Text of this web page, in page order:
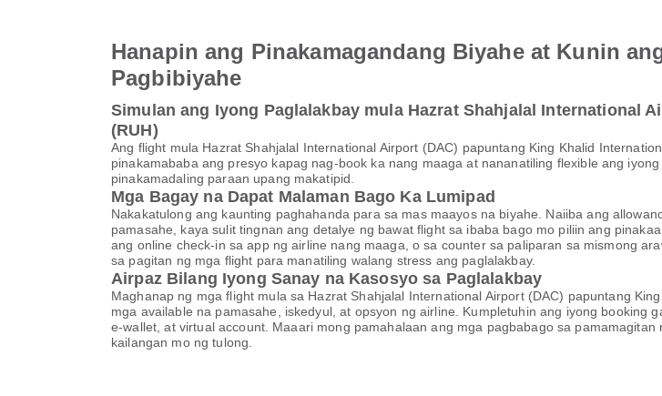
Hanapin ang Pinakamagandang Biyahe at Kunin
Pagbibiyahe
Simulan ang Iyong Paglalakbay mula Hazrat Shahjalal International
(RUH)
Ang flight mula Hazrat Shahjalal International Airport (DAC) papuntang King Khalid
pinakamababa ang presyo kapag nag-book ka nang maaga at nananatiling flexible ang
pinakamadaling paraan upang makatipid.
Mga Bagay na Dapat Malaman Bago Ka Lumipad
Nakakatulong ang kaunting paghahanda para sa mas maayos na biyahe. Naiiba ang
pamasahe, kaya sulit tingnan ang detalye ng bawat flight sa ibaba bago mo piliin ang
ang online check-in sa app ng airline nang maaga, o sa counter sa paliparan sa mismong
sa pagitan ng mga flight para manatiling walang stress ang paglalakbay.
Airpaz Bilang Iyong Sanay na Kasosyo sa Paglalakbay
Maghanap ng mga flight mula sa Hazrat Shahjalal International Airport (DAC) papuntang
mga available na pamasahe, iskedyul, at opsyon ng airline. Kumpletuhin ang iyong booking
e-wallet, at virtual account. Maaari mong pamahalaan ang mga pagbabago sa pamamagitan
kailangan mo ng tulong.